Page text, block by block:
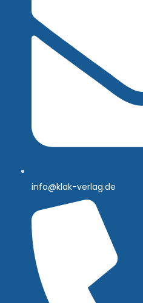
info@klak-verlag.de